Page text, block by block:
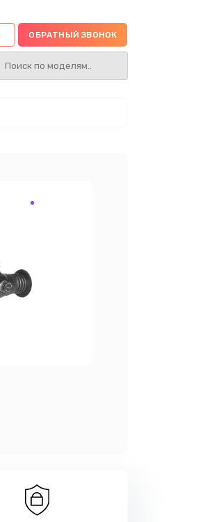
ОБРАТНЫЙ ЗВОНОК